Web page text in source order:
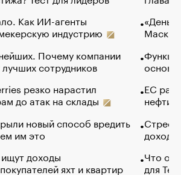
Как ИИ-агенты
индустрию
Почему компании
сотрудников
резко нарастил
до атак на склады
новый способ вредить
им это
доходы
яхт и квартир
Маск в
основ
ЕС
нефти
Что
для